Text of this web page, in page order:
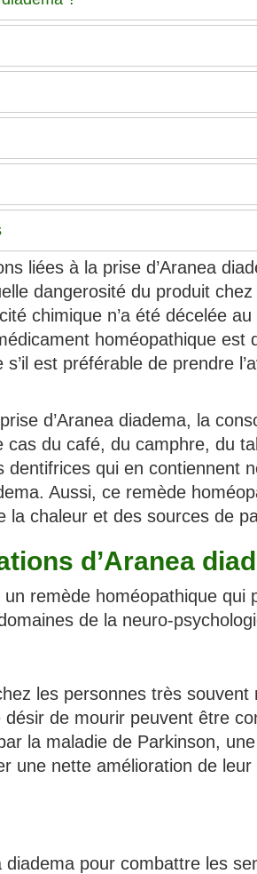
liées à la prise d’Aranea
dangerosité du produit
chimique n’a été décelée
homéopathique est
est préférable de prendre
d’Aranea diadema, la
cas du café, du camphre, du
dentifrices qui en contiennent
Aussi, ce remède
la chaleur et des sources de
d’Aranea
remède homéopathique qui
de la neuro-
les personnes très souvent
de mourir peuvent être
la maladie de Parkinson,
une nette amélioration de
diadema pour combattre les